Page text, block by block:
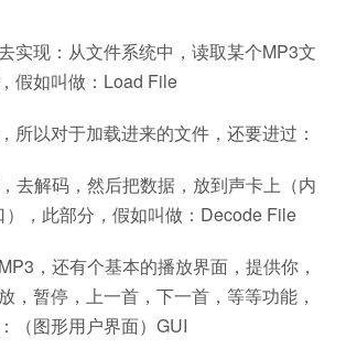
实现：从文件系统中，读取某个MP3文
假如叫做：Load File
所以对于加载进来的文件，还要进过：
去解码，然后把数据，放到声卡上（内
，此部分，假如叫做：Decode File
，还有个基本的播放界面，提供你，
，暂停，上一首，下一首，等等功能，
（图形用户界面）GUI